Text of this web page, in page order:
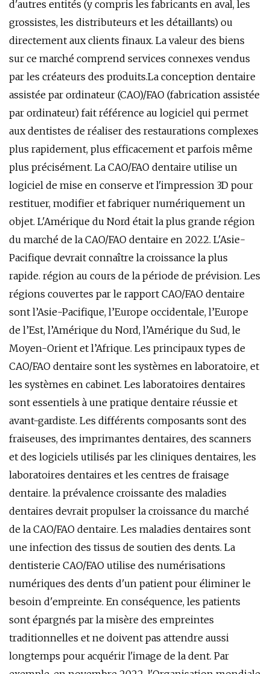
d'autres entités (y compris les fabricants en aval, les
grossistes, les distributeurs et les détaillants) ou
directement aux clients finaux. La valeur des biens
sur ce marché comprend services connexes vendus
par les créateurs des produits.La conception dentaire
assistée par ordinateur (CAO)/FAO (fabrication assistée
par ordinateur) fait référence au logiciel qui permet
aux dentistes de réaliser des restaurations complexes
plus rapidement, plus efficacement et parfois même
plus précisément. La CAO/FAO dentaire utilise un
logiciel de mise en conserve et l'impression 3D pour
restituer, modifier et fabriquer numériquement un
objet. L'Amérique du Nord était la plus grande région
du marché de la CAO/FAO dentaire en 2022. L'Asie-
Pacifique devrait connaître la croissance la plus
rapide. région au cours de la période de prévision. Les
régions couvertes par le rapport CAO/FAO dentaire
sont l’Asie-Pacifique, l’Europe occidentale, l’Europe
de l’Est, l’Amérique du Nord, l’Amérique du Sud, le
Moyen-Orient et l’Afrique. Les principaux types de
CAO/FAO dentaire sont les systèmes en laboratoire, et
les systèmes en cabinet. Les laboratoires dentaires
sont essentiels à une pratique dentaire réussie et
avant-gardiste. Les différents composants sont des
fraiseuses, des imprimantes dentaires, des scanners
et des logiciels utilisés par les cliniques dentaires, les
laboratoires dentaires et les centres de fraisage
dentaire. la prévalence croissante des maladies
dentaires devrait propulser la croissance du marché
de la CAO/FAO dentaire. Les maladies dentaires sont
une infection des tissus de soutien des dents. La
dentisterie CAO/FAO utilise des numérisations
numériques des dents d'un patient pour éliminer le
besoin d'empreinte. En conséquence, les patients
sont épargnés par la misère des empreintes
traditionnelles et ne doivent pas attendre aussi
longtemps pour acquérir l'image de la dent. Par